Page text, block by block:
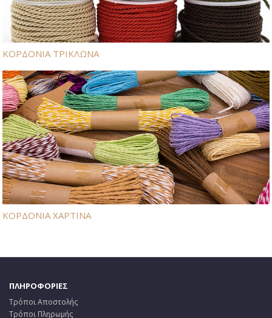
ΚΟΡΔΟΝΙΑ ΤΡΙΚΛΩΝΑ
ΚΟΡΔΟΝΙΑ ΧΑΡΤΙΝΑ
ΠΛΗΡΟΦΟΡΙΕΣ
Τρόποι Αποστολής
Τρόποι Πληρωμής